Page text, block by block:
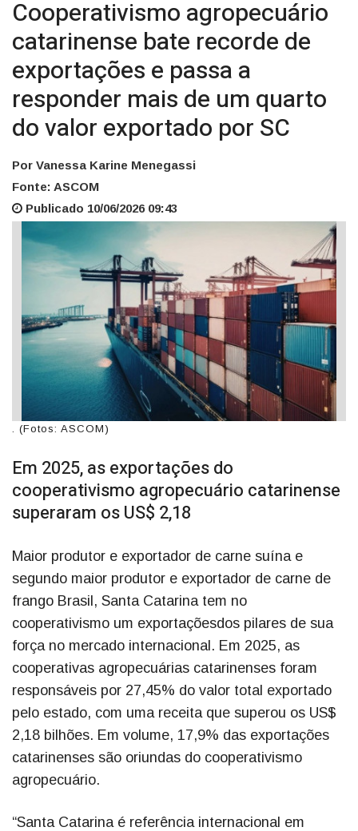
valor
exportado
por
SC
Cooperativismo agropecuário
catarinense bate recorde de
exportações e passa a
responder mais de um quarto
do valor exportado por SC
Por Vanessa Karine Menegassi
Fonte: ASCOM
Publicado 10/06/2026 09:43
. (Fotos: ASCOM)
Em 2025, as exportações do
cooperativismo agropecuário catarinense
superaram os US$ 2,18
Maior produtor e exportador de carne suína e
segundo maior produtor e exportador de carne de
frango Brasil, Santa Catarina tem no
cooperativismo um exportaçõesdos pilares de sua
força no mercado internacional. Em 2025, as
cooperativas agropecuárias catarinenses foram
responsáveis por 27,45% do valor total exportado
pelo estado, com uma receita que superou os US$
2,18 bilhões. Em volume, 17,9% das exportações
catarinenses são oriundas do cooperativismo
agropecuário.
“Santa Catarina é referência internacional em